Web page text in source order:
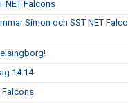
NET Falcons
Simon och SST NET
14.14
Falcons